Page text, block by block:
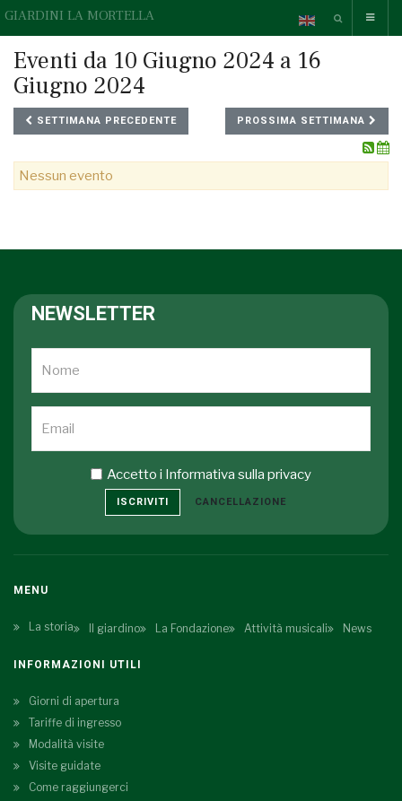
GIARDINI LA MORTELLA
Eventi da 10 Giugno 2024 a 16
Giugno 2024
SETTIMANA PRECEDENTE PROSSIMA SETTIMANA
Nessun evento
NEWSLETTER
Accetto i Informativa sulla privacy
ISCRIVITI CANCELLAZIONE
MENU
La storia Il giardino La Fondazione Attività musicali News
INFORMAZIONI UTILI
Giorni di apertura
Tariffe di ingresso
Modalità visite
Visite guidate
Come raggiungerci